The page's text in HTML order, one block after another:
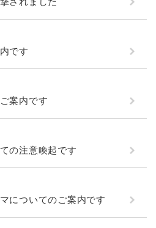
です
案内です
の注意喚起です
についてのご案内です